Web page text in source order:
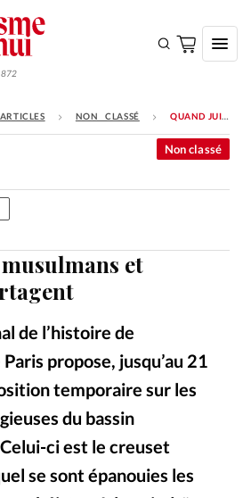
S'ABONNER
chrétienne
NON CLASSÉ QUAND JUIFS, MUSULMANS ET CHRÉTIENS PARTAGENT
et
de l’histoire de
propose, jusqu’au 21
temporaire sur les
du bassin
ci est le creuset
se sont épanouies les
Non classé